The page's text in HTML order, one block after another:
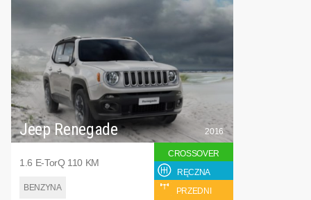
Jeep Renegade
1.6 E-TorQ 110 KM
BENZYNA
2016
CROSSOVER
RĘCZNA
PRZEDNI